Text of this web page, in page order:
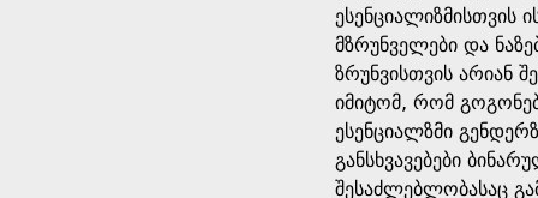
s
a
g
e
მზრუნველები და
ზრუნვისთვის არიან
იმიტომ, რომ
ესენციალზმი
განსხვავებები
შესაძლებლობასაც